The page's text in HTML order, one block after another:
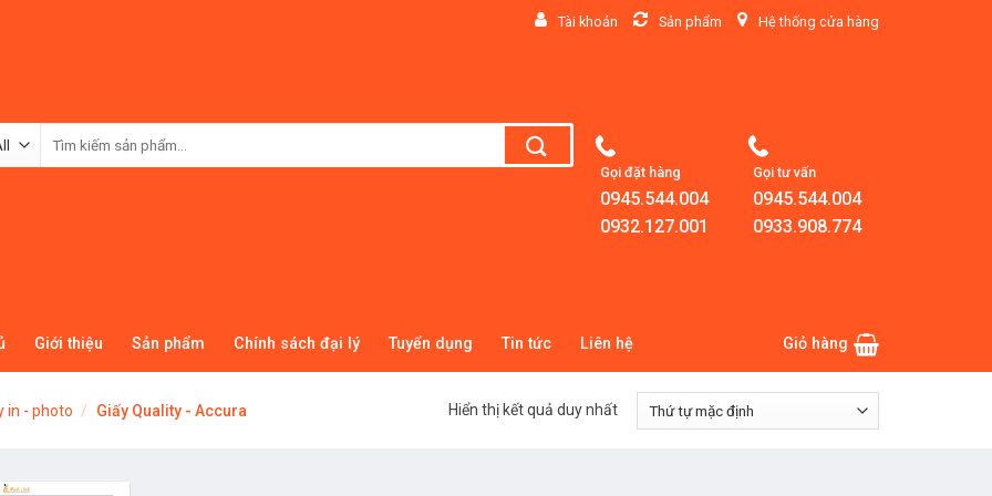
Tài khoản Sản phẩm Hệ thống cửa hàng
Gọi đặt hàng
0945.544.004
0932.127.001
Gọi tư vấn
0945.544.004
0933.908.774
Giới thiệu Sản phẩm Chính sách đại lý Tuyển dụng Tin tức Liên hệ Giỏ hàng
in - photo / Giấy Quality - Accura Hiển thị kết quả duy nhất